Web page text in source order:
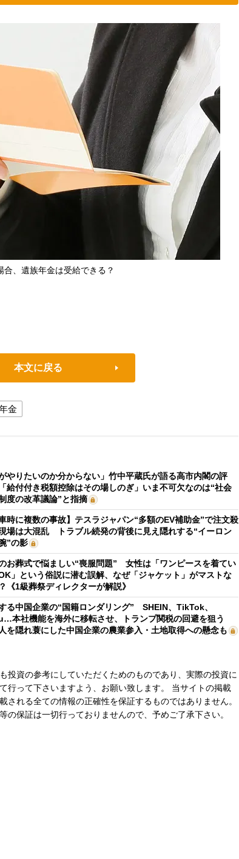
合、遺族年金は受給できる？
本文に戻る
金
やりたいのか分からない」竹中平蔵氏が語る高市内閣の評
付付き税額控除はその場しのぎ」いま不可欠なのは“社会
度の改革議論”と指摘
時に複数の事故】テスラジャパン“多額のEV補助金”で注文殺
場は大混乱 トラブル続発の背後に見え隠れする“イーロン
”の影
お葬式で悩ましい“喪服問題” 女性は「ワンピースを着てい
」という俗説に潜む誤解、なぜ「ジャケット」がマストな
《1級葬祭ディレクターが解説》
る中国企業の“国籍ロンダリング” SHEIN、TikTok、
本社機能を海外に移転させ、トランプ関税の回避を狙う
を隠れ蓑にした中国企業の農業参入・土地取得への懸念も
投資の参考にしていただくためのものであり、実際の投資に
行って下さいますよう、お願い致します。 当サイトの掲載
される全ての情報の正確性を保証するものではありません。
の保証は一切行っておりませんので、予めご了承下さい。